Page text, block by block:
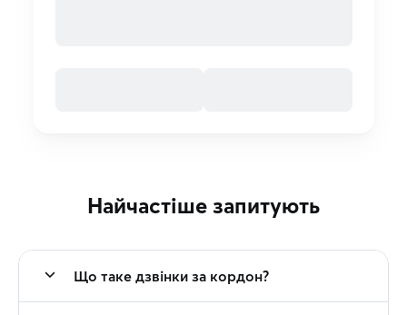
Найчастіше запитують
Що таке дзвінки за кордон?